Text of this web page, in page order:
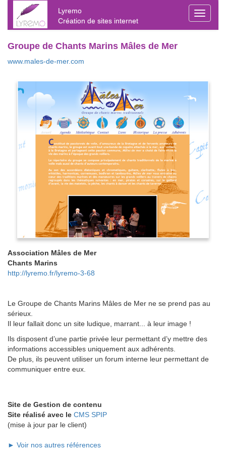
Toggle
Lyremo
Création de sites internet
Groupe de Chants Marins Mâles de Mer
www.males-de-mer.com
Association Mâles de Mer
Chants Marins
http://lyremo.fr/lyremo-3-68
Le Groupe de Chants Marins Mâles de Mer ne se prend pas au
sérieux.
Il leur fallait donc un site ludique, marrant... à leur image !
Ils disposent d’une partie privée leur permettant d’y mettre des
informations accessibles uniquement aux adhérents.
De plus, ils peuvent utiliser un forum interne leur permettant de
communiquer entre eux.
Site de Gestion de contenu
Site réalisé avec le CMS SPIP
(mise à jour par le client)
► Voir nos autres références